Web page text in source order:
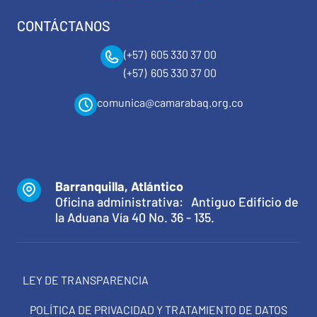
CONTÁCTANOS
(+57) 605 330 37 00
(+57) 605 330 37 00
comunica@camarabaq.org.co
Barranquilla, Atlántico
Oficina administrativa: Antiguo Edificio de
la Aduana Vía 40 No. 36 - 135.
LEY DE TRANSPARENCIA
POLÍTICA DE PRIVACIDAD Y TRATAMIENTO DE DATOS